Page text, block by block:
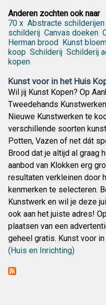
Anderen zochten ook naar
70 x Abstracte schilderijen
schilderij Canvas doeken
Herman brood
Kunst
koop Schilderij Schilderij
kopen
Kunst voor in het Huis
Wil jij Kunst Kopen? Op
Tweedehands
Nieuwe Kunstwerken te
verschillende soorten
Potten, Vazen of net dát
Brood dat je altijd al graag
aanbod van Klokken erg
resultaten verkleinen door
kenmerken te selecteren.
Kunstwerk en wil je deze
ook aan het juiste adres!
plaatsen van een
geheel gratis. Kunst voor
(Huis en Inrichting)